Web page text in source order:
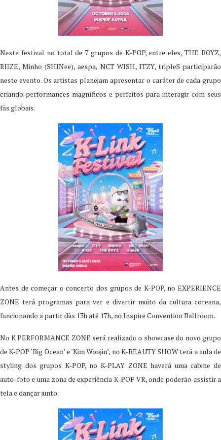
Neste festival no total de 7 grupos de K-POP, entre eles, THE BOYZ,
RIIZE, Minho (SHINee), aespa, NCT WISH, ITZY, tripleS participarão
neste evento. Os artistas planejam apresentar o caráter de cada grupo
criando performances magníficos e perfeitos para interagir com seus
fãs globais.
Antes de começar o concerto dos grupos de K-POP, no EXPERIENCE
ZONE terá programas para ver e divertir muito da cultura coreana,
funcionando a partir dàs 13h até 17h, no Inspire Convention Ballroom.
No K PERFORMANCE ZONE será realizado o showcase do novo grupo
de K-POP ‘Big Ocean’ e ‘Kim Woojin’, no K-BEAUTY SHOW terá a aula de
styling dos grupos K-POP, no K-PLAY ZONE haverá uma cabine de
auto-foto e uma zona de experiência K-POP VR, onde poderão assistir a
tela e dançar junto.